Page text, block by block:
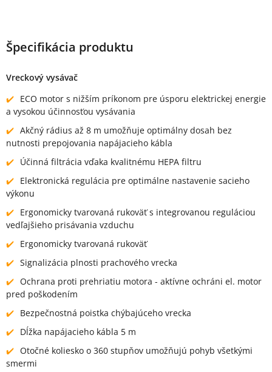
Špecifikácia produktu
Vreckový vysávač
ECO motor s nižším príkonom pre úsporu elektrickej energie
a vysokou účinnosťou vysávania
Akčný rádius až 8 m umožňuje optimálny dosah bez
nutnosti prepojovania napájacieho kábla
Účinná filtrácia vďaka kvalitnému HEPA filtru
Elektronická regulácia pre optimálne nastavenie sacieho
výkonu
Ergonomicky tvarovaná rukoväť s integrovanou reguláciou
vedľajšieho prisávania vzduchu
Ergonomicky tvarovaná rukoväť
Signalizácia plnosti prachového vrecka
Ochrana proti prehriatiu motora - aktívne ochráni el. motor
pred poškodením
Bezpečnostná poistka chýbajúceho vrecka
Dĺžka napájacieho kábla 5 m
Otočné koliesko o 360 stupňov umožňujú pohyb všetkými
smermi